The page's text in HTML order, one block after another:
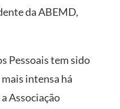
da ABEMD,
Pessoais tem sido
intensa há
Associação